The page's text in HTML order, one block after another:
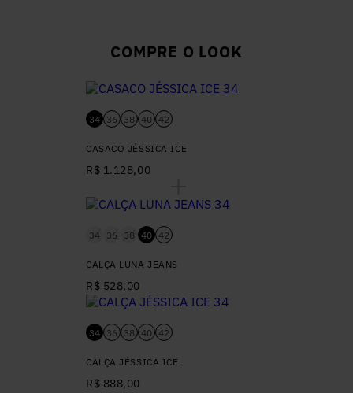
COMPRE O LOOK
34 36 38 40 42
CASACO JÉSSICA ICE
R$ 1.128,00
34 36 38 40 42
CALÇA LUNA JEANS
R$ 528,00
34 36 38 40 42
CALÇA JÉSSICA ICE
R$ 888,00